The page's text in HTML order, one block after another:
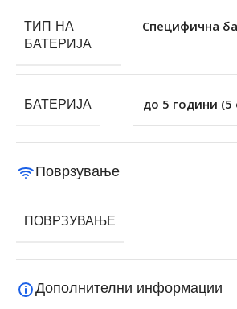
ТИП НА
БАТЕРИЈА
Специфична
БАТЕРИЈА до 5 години
Поврзување
ПОВРЗУВАЊЕ
Дополнителни информации